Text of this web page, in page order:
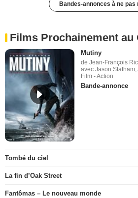
Bandes-annonces à ne pas
Films Prochainement au
Mutiny
de Jean-François
avec Jason
Film - Action
Bande-annonce
Tombé du ciel
La fin d’Oak Street
Fantômas – Le nouveau monde